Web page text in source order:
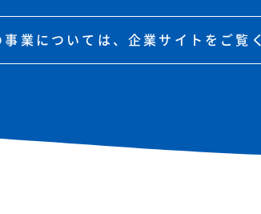
事業については、企業サイトをご覧